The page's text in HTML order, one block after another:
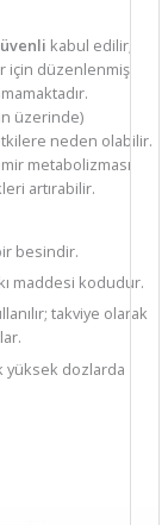
kabul edilir;
için düzenlenmiş
üzerinde)
neden olabilir.
metabolizması
artırabilir.
besindir.
maddesi kodudur.
takviye olarak
yüksek dozlarda